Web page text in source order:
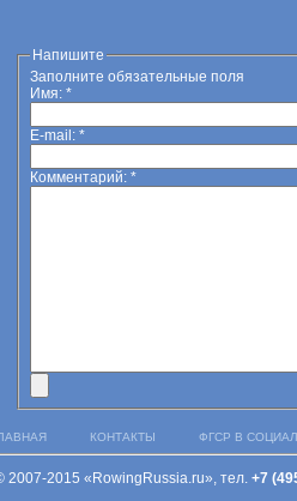
Напишите
Заполните обязательные поля
Имя: *
E-mail: *
Комментарий: *
КОНТАКТЫ ФГСР В
2007-2015 «RowingRussia.ru», тел. +7